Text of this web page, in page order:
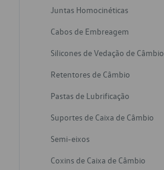
Juntas Homocinéticas
Cabos de Embreagem
Silicones de Vedação de Câmbio
Retentores de Câmbio
Pastas de Lubrificação
Suportes de Caixa de Câmbio
Semi-eixos
Coxins de Caixa de Câmbio